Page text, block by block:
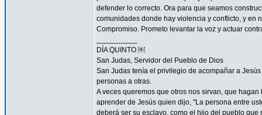
defender lo correcto. Ora para que seamos
comunidades donde hay violencia y conflicto, y en
Compromiso. Prometo levantar la voz y actuar
DÍA QUINTO ￼
San Judas, Servidor del Pueblo de Dios
San Judas tenía el privilegio de acompañar a
personas a otras.
A veces queremos que otros nos sirvan, que
aprender de Jesús quien dijo, "La persona entre
deberá ser su esclavo, como el hijo del pueblo